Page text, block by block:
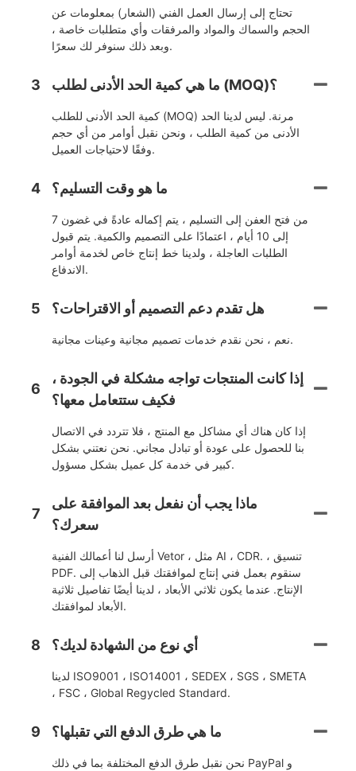
تحتاج إلى إرسال العمل الفني (الشعار) بمعلومات عن
الحجم والسماك والمواد والمرفقات وأي متطلبات خاصة ،
وبعد ذلك سنوفر لك سعرًا.
3 ما هي كمية الحد الأدنى لطلب (MOQ)؟
كمية الحد الأدنى للطلب (MOQ) مرنة. ليس لدينا الحد
الأدنى من كمية الطلب ، ونحن نقبل أوامر من أي حجم
وفقًا لاحتياجات العميل.
4 ما هو وقت التسليم؟
من فتح العفن إلى التسليم ، يتم إكماله عادةً في غضون 7
إلى 10 أيام ، اعتمادًا على التصميم والكمية. يتم قبول
الطلبات العاجلة ، ولدينا خط إنتاج خاص لخدمة أوامر
الاندفاع.
5 هل تقدم دعم التصميم أو الاقتراحات؟
نعم ، نحن نقدم خدمات تصميم مجانية وعينات مجانية.
6
إذا كانت المنتجات تواجه مشكلة في الجودة ،
فكيف ستتعامل معها؟
إذا كان هناك أي مشاكل مع المنتج ، فلا تتردد في الاتصال
بنا للحصول على عودة أو تبادل مجاني. نحن نعتني بشكل
كبير في خدمة كل عميل بشكل مسؤول.
7
ماذا يجب أن نفعل بعد الموافقة على
سعرك؟
أرسل لنا أعمالك الفنية Vetor ، مثل AI ، CDR. ، تنسيق
PDF. سنقوم بعمل فني إنتاج لموافقتك قبل الذهاب إلى
الإنتاج. عندما يكون ثلاثي الأبعاد ، لدينا أيضًا تفاصيل ثلاثية
الأبعاد لموافقتك.
8 أي نوع من الشهادة لديك؟
لدينا ISO9001 ، ISO14001 ، SEDEX ، SGS ، SMETA
، FSC ، Global Regycled Standard.
9 ما هي طرق الدفع التي تقبلها؟
نحن نقبل طرق الدفع المختلفة بما في ذلك PayPal و